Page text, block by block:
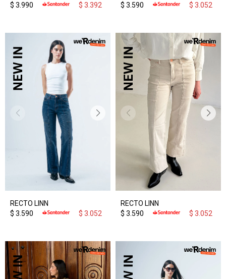
$ 3.990 $ 3.392
$ 3.590 $ 3.052
RECTO LINN
$ 3.590 $ 3.052
RECTO LINN
$ 3.590 $ 3.052